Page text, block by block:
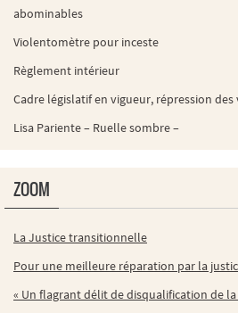
abominables
Violentomètre pour inceste
Règlement intérieur
Cadre législatif en vigueur, répression
Lisa Pariente – Ruelle sombre –
ZOOM
La Justice transitionnelle
Pour une meilleure réparation par la
« Un flagrant délit de disqualification de